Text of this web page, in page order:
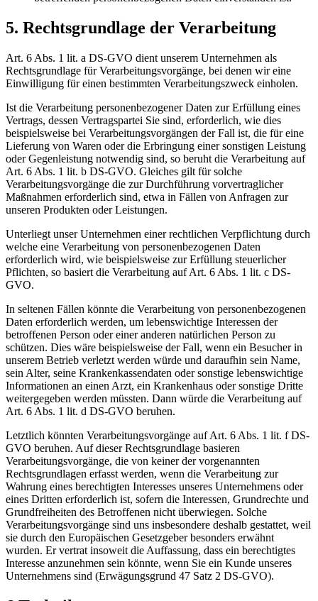
5. Rechtsgrundlage der Verarbeitung
Art. 6 Abs. 1 lit. a DS-GVO dient unserem Unternehmen als
Rechtsgrundlage für Verarbeitungsvorgänge, bei denen wir eine
Einwilligung für einen bestimmten Verarbeitungszweck einholen.
Ist die Verarbeitung personenbezogener Daten zur Erfüllung eines
Vertrags, dessen Vertragspartei Sie sind, erforderlich, wie dies
beispielsweise bei Verarbeitungsvorgängen der Fall ist, die für eine
Lieferung von Waren oder die Erbringung einer sonstigen Leistung
oder Gegenleistung notwendig sind, so beruht die Verarbeitung auf
Art. 6 Abs. 1 lit. b DS-GVO. Gleiches gilt für solche
Verarbeitungsvorgänge die zur Durchführung vorvertraglicher
Maßnahmen erforderlich sind, etwa in Fällen von Anfragen zur
unseren Produkten oder Leistungen.
Unterliegt unser Unternehmen einer rechtlichen Verpflichtung durch
welche eine Verarbeitung von personenbezogenen Daten
erforderlich wird, wie beispielsweise zur Erfüllung steuerlicher
Pflichten, so basiert die Verarbeitung auf Art. 6 Abs. 1 lit. c DS-
GVO.
In seltenen Fällen könnte die Verarbeitung von personenbezogenen
Daten erforderlich werden, um lebenswichtige Interessen der
betroffenen Person oder einer anderen natürlichen Person zu
schützen. Dies wäre beispielsweise der Fall, wenn ein Besucher in
unserem Betrieb verletzt werden würde und daraufhin sein Name,
sein Alter, seine Krankenkassendaten oder sonstige lebenswichtige
Informationen an einen Arzt, ein Krankenhaus oder sonstige Dritte
weitergegeben werden müssten. Dann würde die Verarbeitung auf
Art. 6 Abs. 1 lit. d DS-GVO beruhen.
Letztlich könnten Verarbeitungsvorgänge auf Art. 6 Abs. 1 lit. f DS-
GVO beruhen. Auf dieser Rechtsgrundlage basieren
Verarbeitungsvorgänge, die von keiner der vorgenannten
Rechtsgrundlagen erfasst werden, wenn die Verarbeitung zur
Wahrung eines berechtigten Interesses unseres Unternehmens oder
eines Dritten erforderlich ist, sofern die Interessen, Grundrechte und
Grundfreiheiten des Betroffenen nicht überwiegen. Solche
Verarbeitungsvorgänge sind uns insbesondere deshalb gestattet, weil
sie durch den Europäischen Gesetzgeber besonders erwähnt
wurden. Er vertrat insoweit die Auffassung, dass ein berechtigtes
Interesse anzunehmen sein könnte, wenn Sie ein Kunde unseres
Unternehmens sind (Erwägungsgrund 47 Satz 2 DS-GVO).